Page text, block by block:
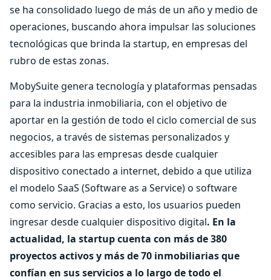
se ha consolidado luego de más de un año y medio de
operaciones, buscando ahora impulsar las soluciones
tecnológicas que brinda la startup, en empresas del
rubro de estas zonas.
MobySuite genera tecnología y plataformas pensadas
para la industria inmobiliaria, con el objetivo de
aportar en la gestión de todo el ciclo comercial de sus
negocios, a través de sistemas personalizados y
accesibles para las empresas desde cualquier
dispositivo conectado a internet, debido a que utiliza
el modelo SaaS (Software as a Service) o software
como servicio. Gracias a esto, los usuarios pueden
ingresar desde cualquier dispositivo digital. En la
actualidad, la startup cuenta con más de 380
proyectos activos y más de 70 inmobiliarias que
confían en sus servicios a lo largo de todo el